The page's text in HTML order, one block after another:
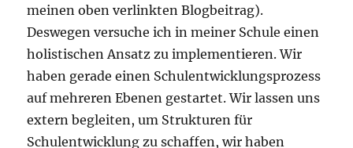
meinen oben verlinkten Blogbeitrag).
Deswegen versuche ich in meiner Schule einen
holistischen Ansatz zu implementieren. Wir
haben gerade einen Schulentwicklungsprozess
auf mehreren Ebenen gestartet. Wir lassen uns
extern begleiten, um Strukturen für
Schulentwicklung zu schaffen, wir haben